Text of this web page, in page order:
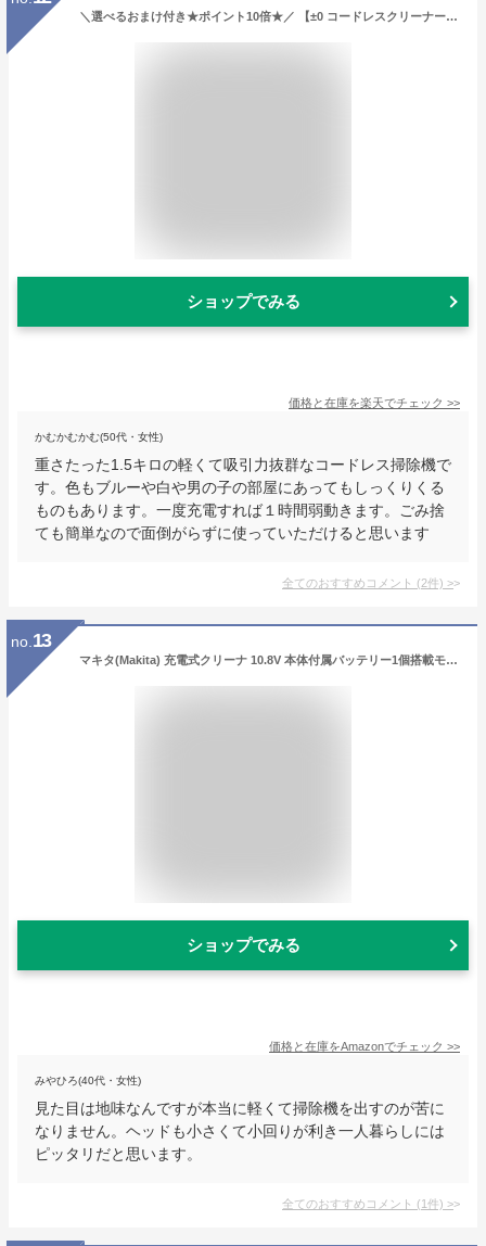
＼選べるおまけ付き★ポイント10倍★／ 【±0 コードレスクリーナー Y010】【掃除機 クリーナー コードレス ハンディ 掃除器 プラスマイナスゼロ シンプル おしゃれ 軽い スタンド スティック】
ショップでみる
価格と在庫を楽天でチェック >>
かむかむかむ(50代・女性)
重さたった1.5キロの軽くて吸引力抜群なコードレス掃除機で
す。色もブルーや白や男の子の部屋にあってもしっくりくる
ものもあります。一度充電すれば１時間弱動きます。ごみ捨
ても簡単なので面倒がらずに使っていただけると思います
全てのおすすめコメント (2件) >
no. 13
マキタ(Makita) 充電式クリーナ 10.8V 本体付属バッテリー1個搭載モデル CL102DW
ショップでみる
価格と在庫をAmazonでチェック >>
みやひろ(40代・女性)
見た目は地味なんですが本当に軽くて掃除機を出すのが苦に
なりません。ヘッドも小さくて小回りが利き一人暮らしには
ピッタリだと思います。
全てのおすすめコメント (1件) >